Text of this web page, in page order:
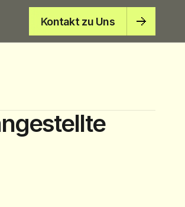
Kontakt zu Uns